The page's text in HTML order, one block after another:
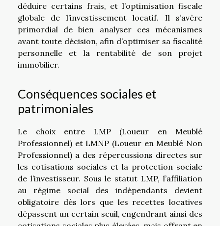
déduire certains frais, et l’optimisation fiscale
globale de l’investissement locatif. Il s’avère
primordial de bien analyser ces mécanismes
avant toute décision, afin d’optimiser sa fiscalité
personnelle et la rentabilité de son projet
immobilier.
Conséquences sociales et
patrimoniales
Le choix entre LMP (Loueur en Meublé
Professionnel) et LMNP (Loueur en Meublé Non
Professionnel) a des répercussions directes sur
les cotisations sociales et la protection sociale
de l’investisseur. Sous le statut LMP, l’affiliation
au régime social des indépendants devient
obligatoire dès lors que les recettes locatives
dépassent un certain seuil, engendrant ainsi des